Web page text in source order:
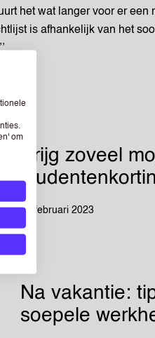
het wat langer voor er een
is afhankelijk van het
Krijg zoveel
13 februari 2023
Na vakantie:
soepele
om